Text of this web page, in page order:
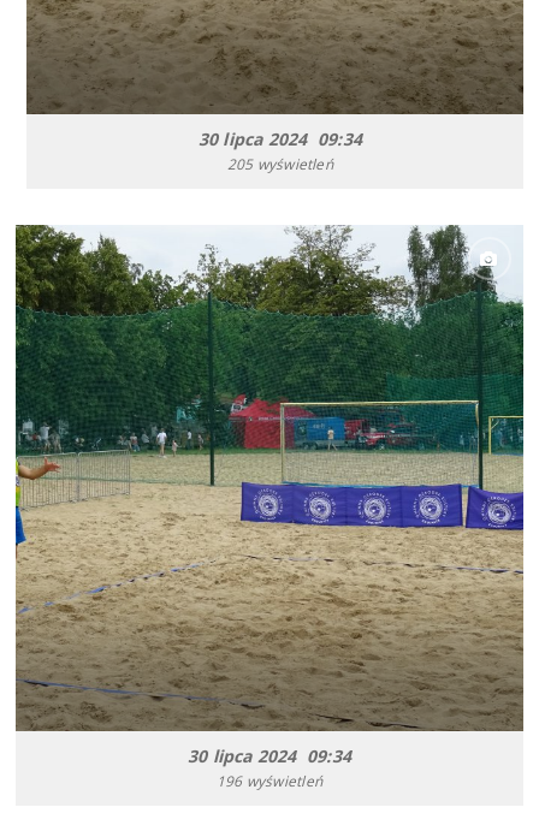
30 lipca 2024 09:34
205 wyświetleń
30 lipca 2024 09:34
196 wyświetleń